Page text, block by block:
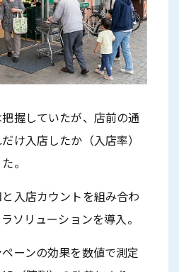
握していたが、店前の通
け入店したか（入店率）
。
入店カウントを組み合わ
ソリューションを導入。
ーンの効果を数値で測定